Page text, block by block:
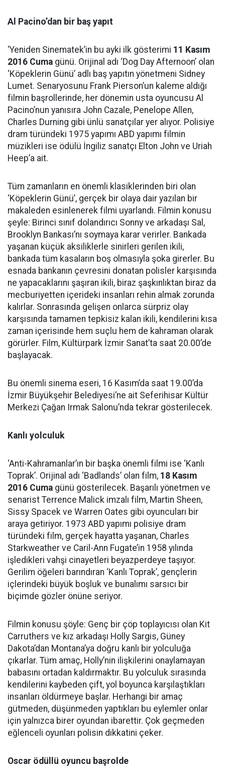
Al Pacino’dan bir baş yapıt
‘Yeniden Sinematek’in bu ayki ilk gösterimi 11 Kasım
2016 Cuma günü. Orijinal adı ‘Dog Day Afternoon’ olan
‘Köpeklerin Günü’ adlı baş yapıtın yönetmeni Sidney
Lumet. Senaryosunu Frank Pierson’un kaleme aldığı
filmin başrollerinde, her dönemin usta oyuncusu Al
Pacino’nun yanısıra John Cazale, Penelope Allen,
Charles Durning gibi ünlü sanatçılar yer alıyor. Polisiye
dram türündeki 1975 yapımı ABD yapımı filmin
müzikleri ise ödülü İngiliz sanatçı Elton John ve Uriah
Heep’a ait.
Tüm zamanların en önemli klasiklerinden biri olan
‘Köpeklerin Günü’, gerçek bir olaya dair yazılan bir
makaleden esinlenerek filmi uyarlandı. Filmin konusu
şeyle: Birinci sınıf dolandırıcı Sonny ve arkadaşı Sal,
Brooklyn Bankası’nı soymaya karar verirler. Bankada
yaşanan küçük aksiliklerle sinirleri gerilen ikili,
bankada tüm kasaların boş olmasıyla şoka girerler. Bu
esnada bankanın çevresini donatan polisler karşısında
ne yapacaklarını şaşıran ikili, biraz şaşkınlıktan biraz da
mecburiyetten içerideki insanları rehin almak zorunda
kalırlar. Sonrasında gelişen onlarca sürpriz olay
karşısında tamamen tepkisiz kalan ikili, kendilerini kısa
zaman içerisinde hem suçlu hem de kahraman olarak
görürler. Film, Kültürpark İzmir Sanat’ta saat 20.00’de
başlayacak.
Bu önemli sinema eseri, 16 Kasım’da saat 19.00’da
İzmir Büyükşehir Belediyesi’ne ait Seferihisar Kültür
Merkezi Çağan Irmak Salonu’nda tekrar gösterilecek.
Kanlı yolculuk
‘Anti-Kahramanlar’ın bir başka önemli filmi ise ‘Kanlı
Toprak’. Orijinal adı ‘Badlands’ olan film, 18 Kasım
2016 Cuma günü gösterilecek. Başarılı yönetmen ve
senarist Terrence Malick imzalı film, Martin Sheen,
Sissy Spacek ve Warren Oates gibi oyuncuları bir
araya getiriyor. 1973 ABD yapımı polisiye dram
türündeki film, gerçek hayatta yaşanan, Charles
Starkweather ve Caril-Ann Fugate’in 1958 yılında
işledikleri vahşi cinayetleri beyazperdeye taşıyor.
Gerilim öğeleri barındıran ‘Kanlı Toprak’, gençlerin
içlerindeki büyük boşluk ve bunalımı sarsıcı bir
biçimde gözler önüne seriyor.
Filmin konusu şöyle: Genç bir çöp toplayıcısı olan Kit
Carruthers ve kız arkadaşı Holly Sargis, Güney
Dakota’dan Montana’ya doğru kanlı bir yolculuğa
çıkarlar. Tüm amaç, Holly’nin ilişkilerini onaylamayan
babasını ortadan kaldırmaktır. Bu yolculuk sırasında
kendilerini kaybeden çift, yol boyunca karşılaştıkları
insanları öldürmeye başlar. Herhangi bir amaç
gütmeden, düşünmeden yaptıkları bu eylemler onlar
için yalnızca birer oyundan ibarettir. Çok geçmeden
eğlenceli oyunları polisin dikkatini çeker.
Oscar ödüllü oyuncu başrolde